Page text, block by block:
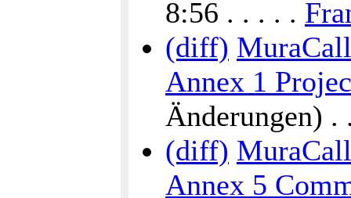
8:56 . . . . .
(diff)
Annex 1
Änderungen)
(diff)
Annex 5